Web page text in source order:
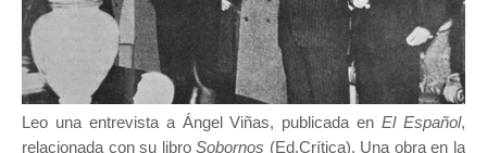
Leo una entrevista a Ángel Viñas, publicada enEl Español,
relacionada con su libroSobornos (Ed.Crítica). Una obra en la